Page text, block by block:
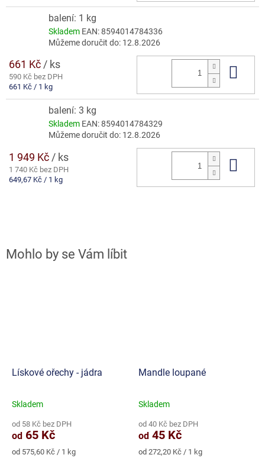
balení: 1 kg
Skladem EAN:8594014784336
Můžeme doručit do: 12.8.2026
661 Kč/ ks
590 Kč bez DPH
Měrná
661 Kč / 1 kg
balení: 3 kg
Skladem EAN:8594014784329
Můžeme doručit do: 12.8.2026
1 949 Kč / ks
1 740 Kč bez DPH
Měrná
649,67 Kč / 1 kg
Lískové ořechy - jádra
Průměrné
produktu
je
5,0
Skladem
od 58 Kč bez DPH
od 65 Kč
Měrná
od 575,60 Kč / 1 kg
Mandle loupané
Průměrné
produktu
je
5,0
Skladem
od 40 Kč bez DPH
od 45 Kč
Měrná
od 272,20 Kč / 1 kg